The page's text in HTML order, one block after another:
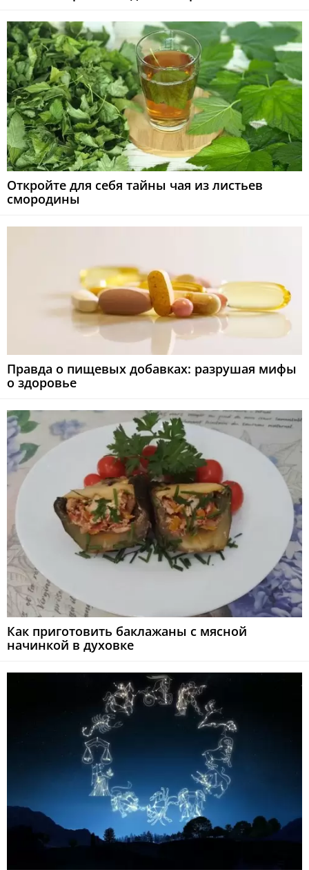
Откройте для себя тайны чая из листьев
смородины
Правда о пищевых добавках: разрушая мифы
о здоровье
Как приготовить баклажаны с мясной
начинкой в духовке